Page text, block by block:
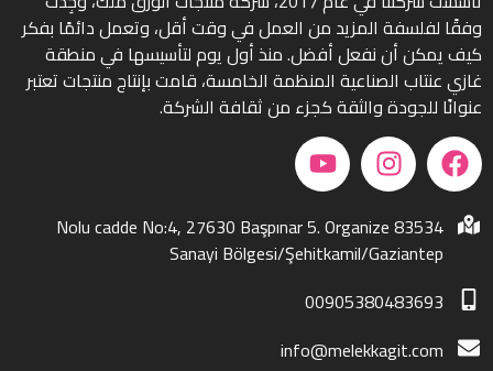
وفقًا لفلسفة المزيد من العمل في وقت أقل، وتعمل دائمًا بفكر
كيف يمكن أن نفعل أفضل. منذ أول يوم لتأسيسها في منطقة
غازي عنتاب الصناعية المنظمة الخامسة، قامت بإنتاج منتجات تعتبر
عنوانًا للجودة والثقة كجزء من ثقافة الشركة.
83534 Nolu cadde No:4, 27630 Başpınar 5. Organize
Sanayi Bölgesi/Şehitkamil/Gaziantep
00905380483693
info@melekkagit.com